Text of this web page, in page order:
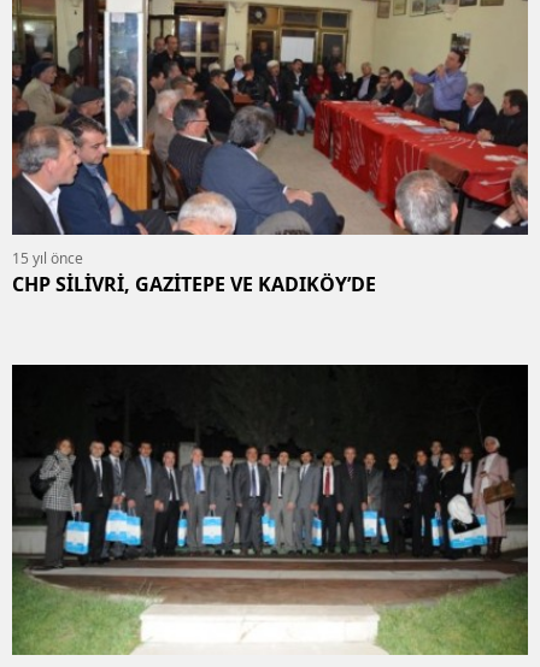
15 yıl önce
CHP SİLİVRİ, GAZİTEPE VE KADIKÖY’DE